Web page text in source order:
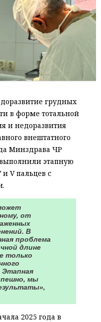
грудных
в форме тотальной
и недоразвития
внештатного
Минздрава ЧР
этапную
V пальцев с
от
В
проблема
длине
только
Этапная
мы
2025 года в